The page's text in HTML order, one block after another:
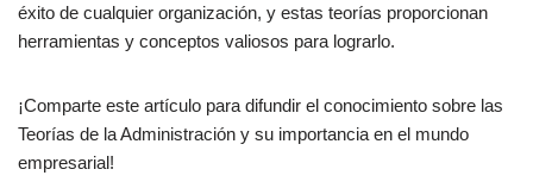
éxito de cualquier organización, y estas teorías proporcionan
herramientas y conceptos valiosos para lograrlo.
¡Comparte este artículo para difundir el conocimiento sobre las
Teorías de la Administración y su importancia en el mundo
empresarial!